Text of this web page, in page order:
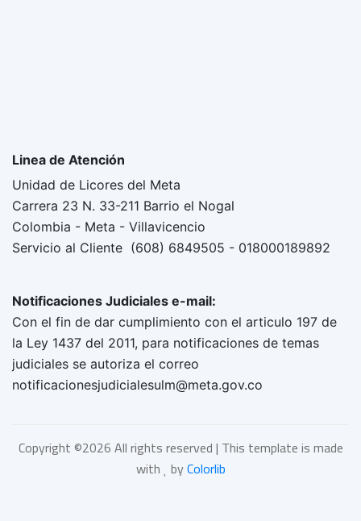
Linea de Atención
Unidad de Licores del Meta
Carrera 23 N. 33-211 Barrio el Nogal
Colombia - Meta - Villavicencio
Servicio al Cliente (608) 6849505 - 018000189892
Notificaciones Judiciales e-mail:
Con el fin de dar cumplimiento con el articulo 197 de
la Ley 1437 del 2011, para notificaciones de temas
judiciales se autoriza el correo
notificacionesjudicialesulm@meta.gov.co
Copyright ©2026 All rights reserved | This template is made
with byColorlib